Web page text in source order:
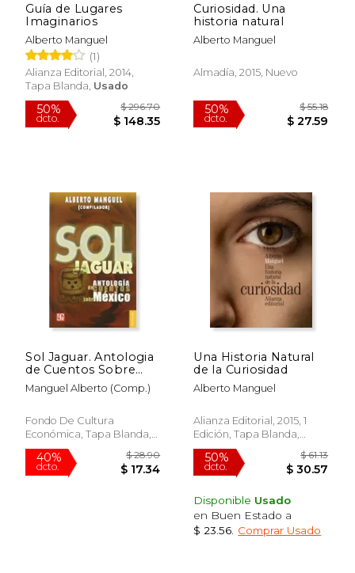
Guía de Lugares
Imaginarios
Alberto Manguel
(1)
Alianza Editorial, 2014,
Tapa Blanda, Usado
Curiosidad. Una
historia natural
Alberto Manguel
Almadía, 2015, Nuevo
Sol Jaguar. Antologia
de Cuentos Sobre
Mexico
Manguel Alberto (comp.)
Fondo De Cultura
Económica, Tapa Blanda,
Nuevo
Una Historia Natural
de la Curiosidad
Alberto Manguel
Alianza Editorial, 2015, 1
Edición, Tapa Blanda,
Nuevo
Disponible Usado
en Buen Estado a
$ 23.56 Comprar Usado